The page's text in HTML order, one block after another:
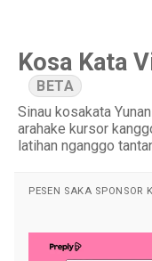
Kosa Kata
BETA
Sinau kosakata
arahake kursor
latihan nganggo
PESEN SAKA SPONSOR